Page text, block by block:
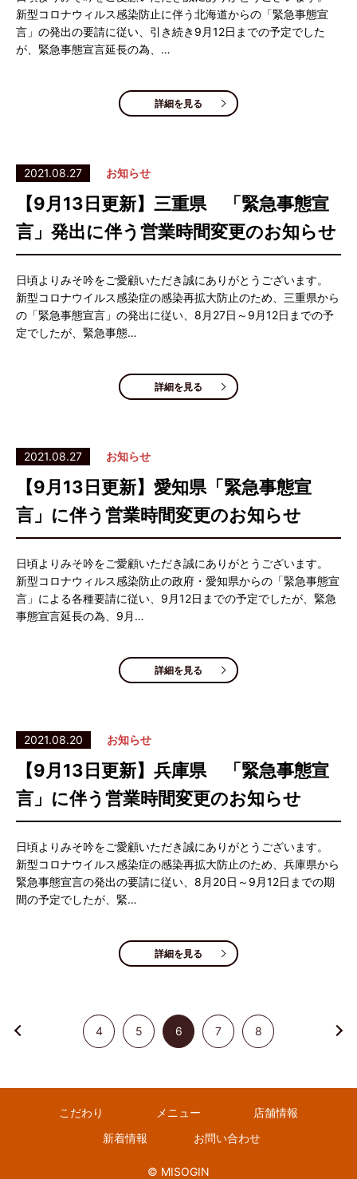
新型コロナウィルス感染防止に伴う北海道からの「緊急事態宣
言」の発出の要請に従い、引き続き9月12日までの予定でした
が、緊急事態宣言延長の為、…
詳細を見る
2021.08.27 お知らせ
【9月13日更新】三重県 「緊急事態宣
言」発出に伴う営業時間変更のお知らせ
日頃よりみそ吟をご愛顧いただき誠にありがとうございます。
新型コロナウイルス感染症の感染再拡大防止のため、三重県から
の「緊急事態宣言」の発出に従い、8月27日～9月12日までの予
定でしたが、緊急事態…
詳細を見る
2021.08.27 お知らせ
【9月13日更新】愛知県「緊急事態宣
言」に伴う営業時間変更のお知らせ
日頃よりみそ吟をご愛顧いただき誠にありがとうございます。
新型コロナウィルス感染防止の政府・愛知県からの「緊急事態宣
言」による各種要請に従い、9月12日までの予定でしたが、緊急
事態宣言延長の為、9月…
詳細を見る
2021.08.20 お知らせ
【9月13日更新】兵庫県 「緊急事態宣
言」に伴う営業時間変更のお知らせ
日頃よりみそ吟をご愛顧いただき誠にありがとうございます。
新型コロナウイルス感染症の感染再拡大防止のため、兵庫県から
緊急事態宣言の発出の要請に従い、8月20日～9月12日までの期
間の予定でしたが、緊…
詳細を見る
4 5 6 7 8
こだわり メニュー
店舗情報
新着情報
お問い合わせ
© MISOGIN